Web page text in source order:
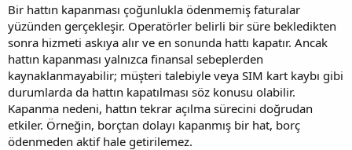
Bir hattın kapanması çoğunlukla ödenmemiş faturalar
yüzünden gerçekleşir. Operatörler belirli bir süre bekledikten
sonra hizmeti askıya alır ve en sonunda hattı kapatır. Ancak
hattın kapanması yalnızca finansal sebeplerden
kaynaklanmayabilir; müşteri talebiyle veya SIM kart kaybı gibi
durumlarda da hattın kapatılması söz konusu olabilir.
Kapanma nedeni, hattın tekrar açılma sürecini doğrudan
etkiler. Örneğin, borçtan dolayı kapanmış bir hat, borç
ödenmeden aktif hale getirilemez.